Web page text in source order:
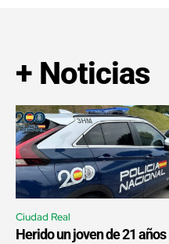
+ Noticias
Ciudad Real
Herido un joven de 21 años